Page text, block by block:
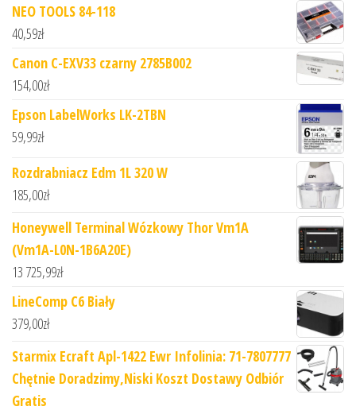
NEO TOOLS 84-118
40,59zł
Canon C-EXV33 czarny 2785B002
154,00zł
Epson LabelWorks LK-2TBN
59,99zł
Rozdrabniacz Edm 1L 320 W
185,00zł
Honeywell Terminal Wózkowy Thor Vm1A
(Vm1A-L0N-1B6A20E)
13 725,99zł
LineComp C6 Biały
379,00zł
Starmix Ecraft Apl-1422 Ewr Infolinia: 71-7807777
Chętnie Doradzimy,Niski Koszt Dostawy Odbiór
Gratis